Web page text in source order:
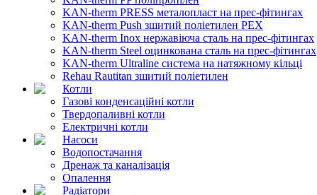
KAN-therm PRESS металопласт на прес-фітингах
KAN-therm Push зшитий поліетилен PEX
KAN-therm Inox нержавіюча сталь на прес-фітингах
KAN-therm Steel оцинкована сталь на прес-фітингах
KAN-therm Ultraline система на натяжному кільці
Rehau Rautitan зшитий поліетилен
Котли
Газові конденсаційні котли
Твердопаливні котли
Електричні котли
Насоси
Водопостачання
Дренаж та каналізація
Опалення
Радіатори